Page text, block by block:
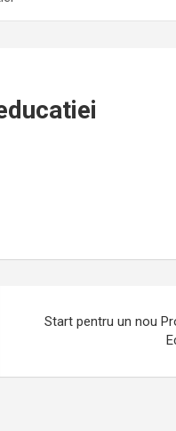
Start pentru un nou